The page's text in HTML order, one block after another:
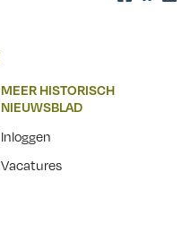
MEER HISTORISCH
NIEUWSBLAD
Inloggen
Vacatures